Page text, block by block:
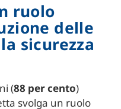
ruolo
delle
sicurezza
(88 per cento)
svolga un ruolo